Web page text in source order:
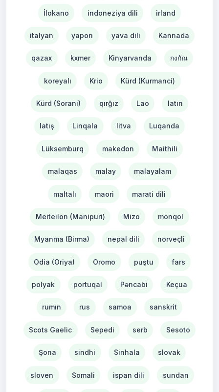
İlokano indoneziya dili irland
italyan yapon yava dili Kannada
qazax kxmer Kinyarvanda กงกัณ
koreyalı Krio Kürd (Kurmanci)
Kürd (Sorani) qırğız Lao latın
latış Linqala litva Luqanda
Lüksemburq makedon Maithili
malaqas malay malayalam
maltalı maori marati dili
Meiteilon (Manipuri) Mizo monqol
Myanma (Birma) nepal dili norveçli
Odia (Oriya) Oromo puştu fars
polyak portuqal Pəncabi Keçua
rumın rus samoa sanskrit
Scots Gaelic Sepedi serb Sesoto
Şona sindhi Sinhala slovak
sloven Somali ispan dili sundan